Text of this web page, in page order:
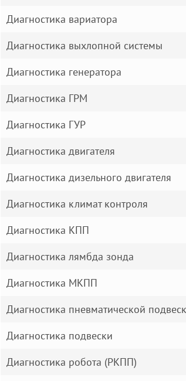
Диагностика вариатора
Диагностика выхлопной системы
Диагностика генератора
Диагностика ГРМ
Диагностика ГУР
Диагностика двигателя
Диагностика дизельного двигателя
Диагностика климат контроля
Диагностика КПП
Диагностика лямбда зонда
Диагностика МКПП
Диагностика пневматической
Диагностика подвески
Диагностика робота (РКПП)